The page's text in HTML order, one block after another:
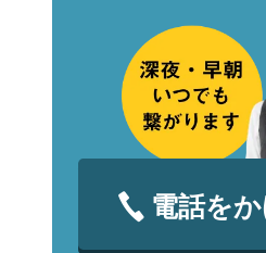
電話を